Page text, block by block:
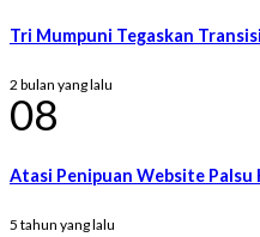
Tri Mumpuni Tegaskan
2 bulan yang lalu
08
Atasi Penipuan Website
5 tahun yang lalu